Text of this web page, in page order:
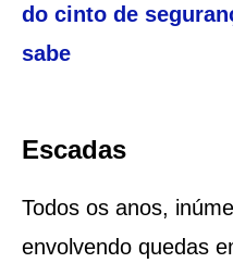
do cinto de
sabe
Escadas
Todos os anos,
envolvendo quedas